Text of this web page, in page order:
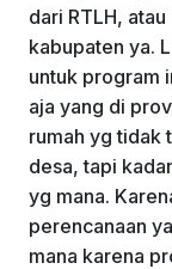
dari RTLH,
kabupaten ya.
untuk program
aja yang di
rumah yg tidak
desa, tapi
yg mana.
perencanaan
mana karena